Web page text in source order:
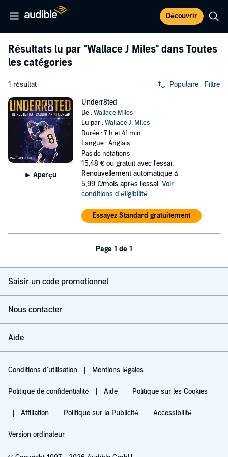
Découvrir
Résultats lu par "Wallace J Miles" dans Toutes
les catégories
1 résultat Populaire Filtre
Aperçu
Underr8ted
De :Wallace Miles
Lu par :Wallace J. Miles
Durée : 7 h et 41 min
Langue : Anglais
Pas de notations
15,48 € ou gratuit avec l'essai.
Renouvellement automatique à
5,99 €/mois après l'essai. Voir
conditions d'éligibilité
Essayez Standard gratuitement
Page 1 de 1
Saisir un code promotionnel
Nous contacter
Aide
Conditions d'utilisation Mentions légales
Politique de confidentialité Aide Politique sur les Cookies
Affiliation Politique sur la Publicité Accessibilité
Version ordinateur